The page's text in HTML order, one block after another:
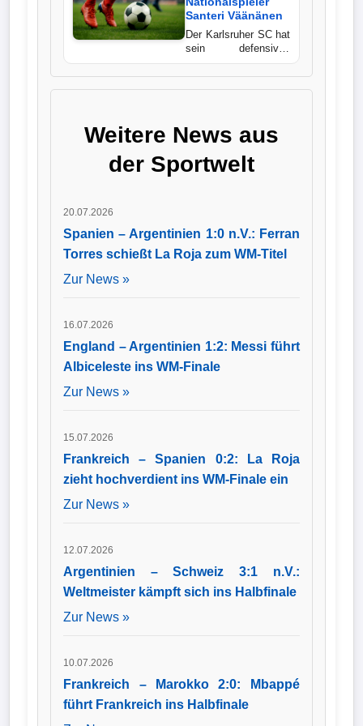
Sommervorbereitung
zum Profikader und
gilt als eines der
vielversprechendsten
Santeri Väänänen
Der Karlsruher SC hat
sein defensives
Mittelfeld mit dem
finnischen
Nationalspieler
Jährige kommt vom
norwegischen
Erstligisten
Rosenborg BK, trägt
in das Training der
Mannschaft
eingestiegen.
Weitere News aus
der Sportwelt
20.07.2026
Spanien – Argentinien 1:0 n.V.: Ferran
Torres schießt La Roja zum WM-Titel
Zur News »
16.07.2026
England – Argentinien 1:2: Messi führt
Albiceleste ins WM-Finale
Zur News »
15.07.2026
Frankreich – Spanien 0:2: La Roja
zieht hochverdient ins WM-Finale ein
Zur News »
12.07.2026
Argentinien – Schweiz 3:1 n.V.:
Weltmeister kämpft sich ins Halbfinale
Zur News »
10.07.2026
Frankreich – Marokko 2:0: Mbappé
führt Frankreich ins Halbfinale